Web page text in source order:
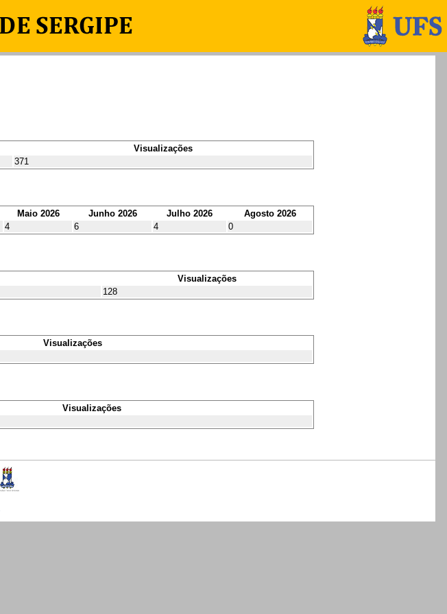
Visualizações
371
Maio 2026 Junho 2026 Julho 2026
Agosto 2026
4 6 4 0
Visualizações
128
Visualizações
Visualizações